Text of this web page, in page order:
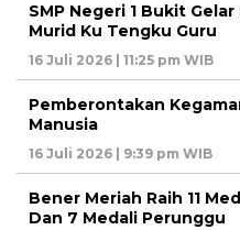
SMP Negeri 1 Bukit
Murid Ku Tengku Guru
16 Juli 2026 | 11:25 pm WIB
Pemberontakan
Manusia
16 Juli 2026 | 9:39 pm WIB
Bener Meriah Raih 11
Dan 7 Medali Perunggu